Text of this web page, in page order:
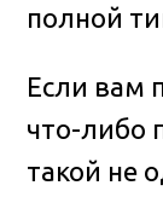
полной
Если вам
что-либо
такой не